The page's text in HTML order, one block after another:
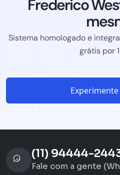
Frederico
Sistema homologado e
grátis por
(11) 94444-
Fale com a gente